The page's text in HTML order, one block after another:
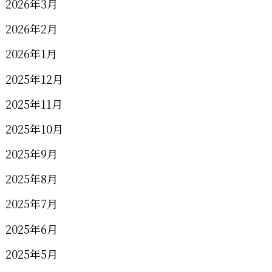
2026年3月
2026年2月
2026年1月
2025年12月
2025年11月
2025年10月
2025年9月
2025年8月
2025年7月
2025年6月
2025年5月